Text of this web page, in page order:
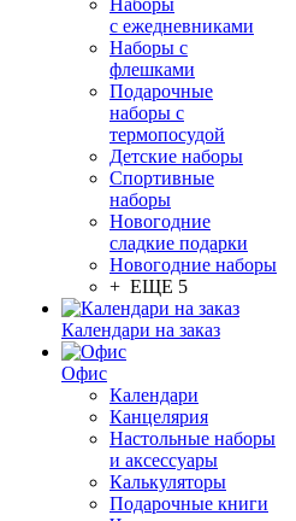
Наборы
с ежедневниками
Наборы с
флешками
Подарочные
наборы с
термопосудой
Детские наборы
Спортивные
наборы
Новогодние
сладкие подарки
Новогодние наборы
+ ЕЩЕ 5
Календари на заказ
Офис
Календари
Канцелярия
Настольные наборы
и аксессуары
Калькуляторы
Подарочные книги